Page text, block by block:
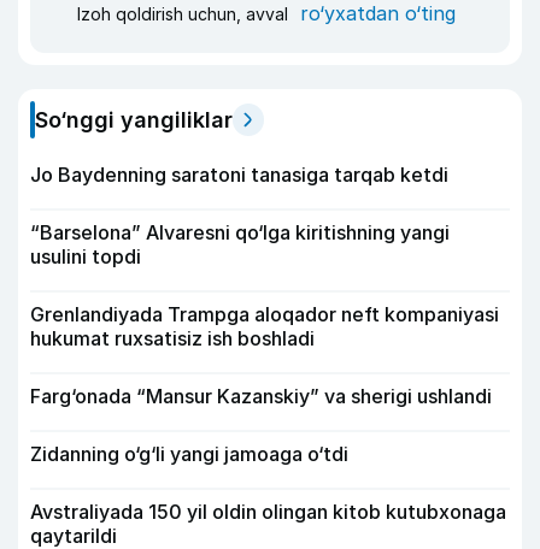
Izoh qoldirish uchun, avval ro‘yxatdan o‘ting
So‘nggi yangiliklar
Jo Baydenning saratoni tanasiga tarqab ketdi
“Barselona” Alvaresni qo‘lga kiritishning yangi
usulini topdi
Grenlandiyada Trampga aloqador neft kompaniyasi
hukumat ruxsatisiz ish boshladi
Farg‘onada “Mansur Kazanskiy” va sherigi ushlandi
Zidanning o‘g‘li yangi jamoaga o‘tdi
Avstraliyada 150 yil oldin olingan kitob kutubxonaga
qaytarildi